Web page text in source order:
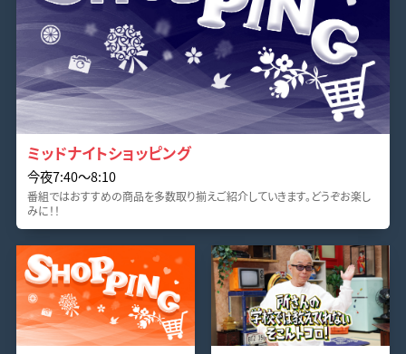
ミッドナイトショッピング
今夜7:40〜8:10
番組ではおすすめの商品を多数取り揃えご紹介していきます。どうぞお楽し
みに！！